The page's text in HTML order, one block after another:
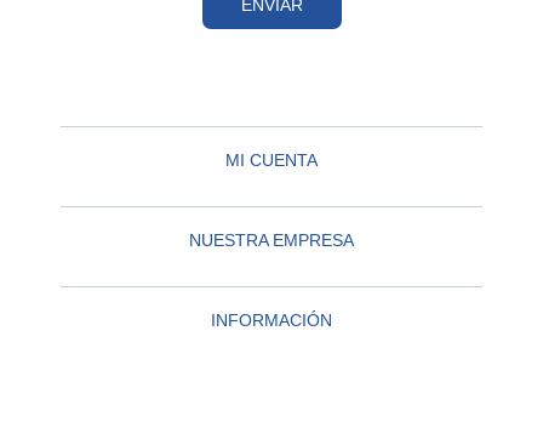
ENVIAR
MI CUENTA
NUESTRA EMPRESA
INFORMACIÓN